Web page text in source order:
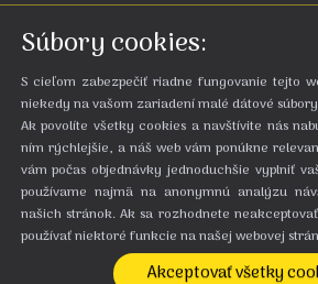
Zruby Bystrá***
Bystrá 99
Slovenská republika
Rezervácie
Pracovné dni od 8:00 do 22:00 h
+421 910 922 218
Soboty a nedele prijímame
Súbory cookies:
S cieľom zabezpečiť riadne fungovanie tejto
niekedy na vašom zariadení malé dátové
Ak povolíte všetky cookies a navštívite nás
ním rýchlejšie, a náš web vám ponúkne
vám počas objednávky jednoduchšie vyplniť
používame najmä na anonymnú analýzu
našich stránok. Ak sa rozhodnete
používať niektoré funkcie na našej webovej
Akceptovať všetky